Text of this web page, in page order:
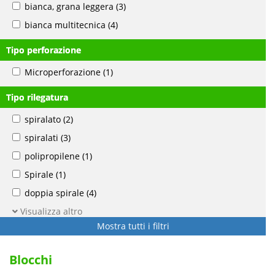
bianca, grana leggera (3)
bianca multitecnica (4)
Tipo perforazione
Microperforazione (1)
Tipo rilegatura
spiralato (2)
spiralati (3)
polipropilene (1)
Spirale (1)
doppia spirale (4)
Visualizza altro
Mostra tutti i filtri
Blocchi